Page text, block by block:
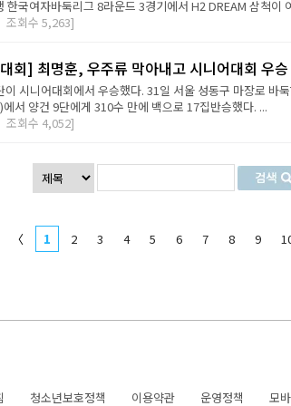
한국여자바둑리그 8라운드 3경기에서 H2 DREAM 삼척이
조회수 5,263]
회] 최명훈, 우주류 막아내고 시니어대회 우승
이 시니어대회에서 우승했다. 31일 서울 성동구 마장로 바
에서 양건 9단에게 310수 만에 백으로 17집반승했다. ...
조회수 4,052]
〈 1 2 3 4 5 6 7 8 9
청소년보호정책 이용약관 운영정책 모